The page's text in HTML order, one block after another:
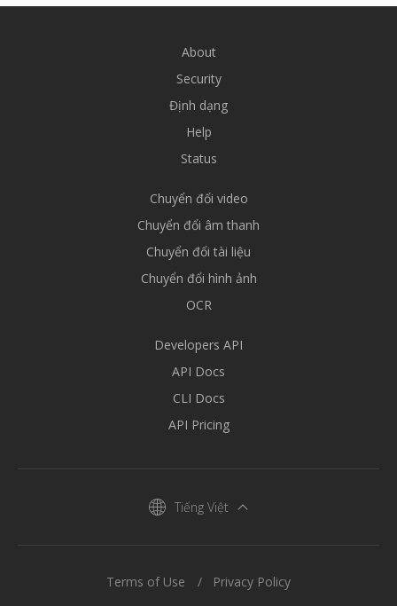
About
Security
Định dạng
Help
Status
Chuyển đổi video
Chuyển đổi âm thanh
Chuyển đổi tài liệu
Chuyển đổi hình ảnh
OCR
Developers API
API Docs
CLI Docs
API Pricing
Tiếng Việt
Terms of Use Privacy Policy